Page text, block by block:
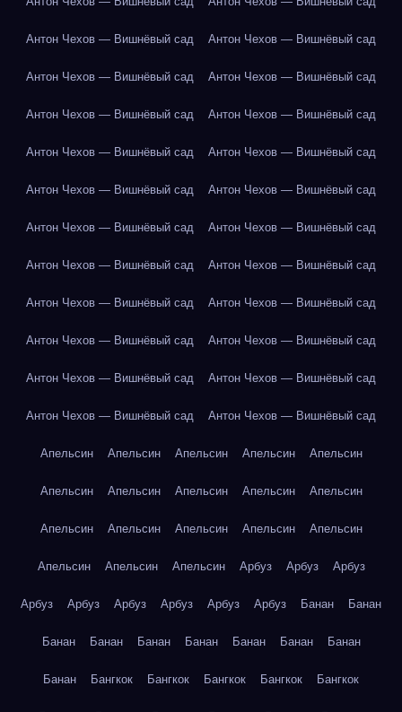
Антон Чехов — Вишнёвый сад Антон Чехов — Вишнёвый сад
Антон Чехов — Вишнёвый сад Антон Чехов — Вишнёвый сад
Антон Чехов — Вишнёвый сад Антон Чехов — Вишнёвый сад
Антон Чехов — Вишнёвый сад Антон Чехов — Вишнёвый сад
Антон Чехов — Вишнёвый сад Антон Чехов — Вишнёвый сад
Антон Чехов — Вишнёвый сад Антон Чехов — Вишнёвый сад
Антон Чехов — Вишнёвый сад Антон Чехов — Вишнёвый сад
Антон Чехов — Вишнёвый сад Антон Чехов — Вишнёвый сад
Антон Чехов — Вишнёвый сад Антон Чехов — Вишнёвый сад
Антон Чехов — Вишнёвый сад Антон Чехов — Вишнёвый сад
Антон Чехов — Вишнёвый сад Антон Чехов — Вишнёвый сад
Апельсин Апельсин Апельсин Апельсин Апельсин
Апельсин Апельсин Апельсин Апельсин Апельсин
Апельсин Апельсин Апельсин Апельсин Апельсин
Апельсин Апельсин Апельсин Арбуз Арбуз Арбуз
Арбуз Арбуз Арбуз Арбуз Арбуз Арбуз Банан Банан
Банан Банан Банан Банан Банан Банан Банан
Банан Бангкок Бангкок Бангкок Бангкок Бангкок